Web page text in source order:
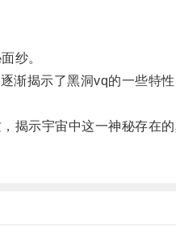
纱。
揭示了黑洞vq的一些特性
示宇宙中这一神秘存在的